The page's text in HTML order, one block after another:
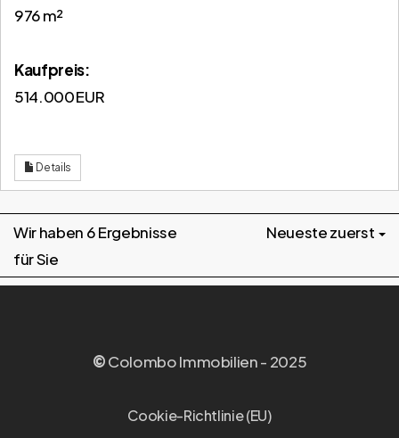
976 m²
Kaufpreis:
514.000 EUR
Details
Wir haben 6 Ergebnisse
für Sie
Neueste zuerst
©Colombo Immobilien - 2025
Cookie-Richtlinie (EU)